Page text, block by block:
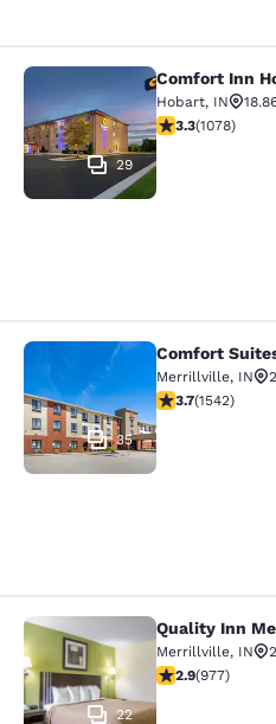
Comfort Inn
29
Comfort Inn
Hobart, IN
calificación de
3.3(1078)
Comfort Suites
35
Comfort
Merrillville, IN
calificación de
3.7(1542)
Quality Inn
22
Quality Inn
Merrillville, IN
calificación de
2.9(977)